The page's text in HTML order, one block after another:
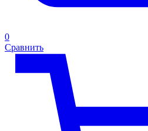
0
Сравнить